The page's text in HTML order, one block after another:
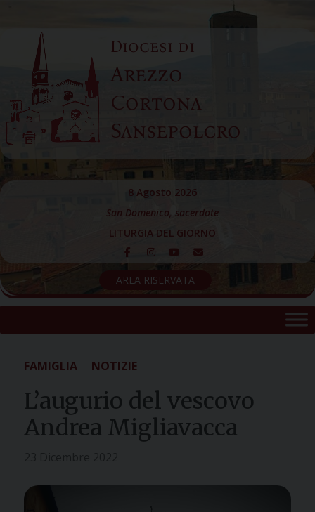
content
Diocesi di
Arezzo
Cortona
Sansepolcro
8 Agosto 2026
San Domenico, sacerdote
LITURGIA DEL GIORNO
AREA RISERVATA
FAMIGLIA NOTIZIE
L’augurio del vescovo
Andrea Migliavacca